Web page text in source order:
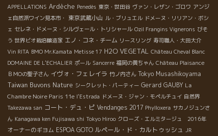
APPELLATIONS Ardèche Penedès 東京・世田谷 ヴァン・レザン・ゴロワ アンジ
ェ自然派ワイン見本市・ 東京武蔵小山 ル・ブリュエル ドメーヌ・リリアン・ボシ
ェ セレネ・ドメーヌ・シルヴェール・トリシャール Ozil Frangins Vignerons びそ
う 世界ビオ栽培醸造家 エノ・コネ・チーム リースリング 寿司職人・大田大介
Vin RITA BMO Mr.Kamata Metisse 17 H2O VEGETAL Château Cheval Blanc
DOMAINE DE L'ECHALIER ポール Sancerre 福岡の黄ちゃん Château Plaisance
ＢＭОの聖子さん イヴォ・フェレイラ 竹ノ内さん Tokyo Musashikoyama
Taiwan Buvons Nature シークレット・パーティー Gerard GAUBY La
Chambre Noire Paris 11e l'Estrada ドメーヌ・ジャン・モペルチュイ 自然界
Takezawa san コート・デュ・ピ Vendanges 2017 Phylloxera サカノジュンさ
ん Kanagawa ken Fujisawa shi Tokyo Hiroo クローズ・エルミタージュ 2016年
オーナーのギヨム ESPOA GOTO ルペール・ド・カルトゥッシュ JR